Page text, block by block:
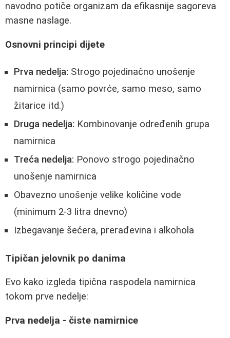
navodno potiče organizam da efikasnije sagoreva
masne naslage.
Osnovni principi dijete
Prva nedelja: Strogo pojedinačno unošenje
namirnica (samo povrće, samo meso, samo
žitarice itd.)
Druga nedelja: Kombinovanje određenih grupa
namirnica
Treća nedelja: Ponovo strogo pojedinačno
unošenje namirnica
Obavezno unošenje velike količine vode
(minimum 2-3 litra dnevno)
Izbegavanje šećera, prerađevina i alkohola
Tipičan jelovnik po danima
Evo kako izgleda tipična raspodela namirnica
tokom prve nedelje:
Prva nedelja - čiste namirnice